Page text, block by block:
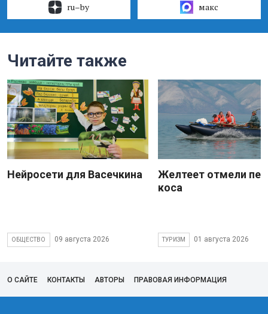
ru–by макс
Читайте также
Нейросети для Васечкина
ОБЩЕСТВО 09 августа 2026
Желтеет отмели
коса
ТУРИЗМ 01 августа 2026
О САЙТЕ КОНТАКТЫ АВТОРЫ ПРАВОВАЯ ИНФОРМАЦИЯ